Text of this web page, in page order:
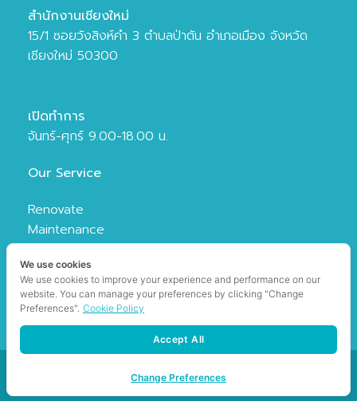
สำนักงานเชียงใหม่
15/1 ซอยวังสิงห์คำ 3 ตำบลป่าตัน อำเภอเมือง จังหวัด
เชียงใหม่ 50300
เปิดทำการ
จันทร์-ศุกร์ 9.00-18.00 น.
Our Service
Renovate
Maintenance
Media
Organizer
We use cookies
We use cookies to improve your experience and performance on our
website. You can manage your preferences by clicking "Change
Preferences". Cookie Policy
Accept All
Change Preferences